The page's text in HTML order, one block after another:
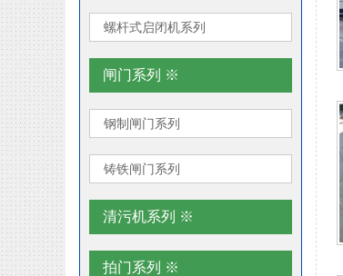
螺杆式启闭机系列
闸门系列 ※
钢制闸门系列
铸铁闸门系列
清污机系列 ※
拍门系列 ※